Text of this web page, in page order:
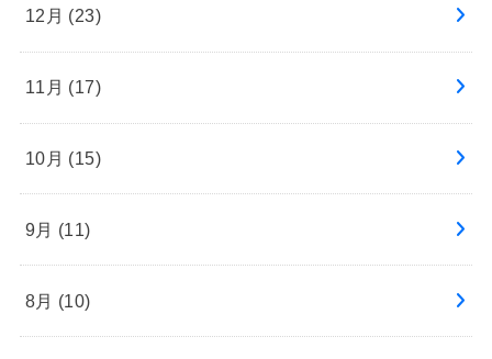
12月 (23)
11月 (17)
10月 (15)
9月 (11)
8月 (10)